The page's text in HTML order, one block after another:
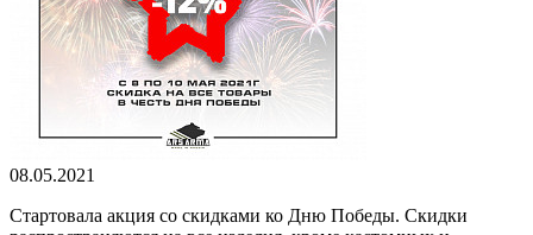
08.05.2021
Стартовала акция со скидками ко Дню Победы. Скидки